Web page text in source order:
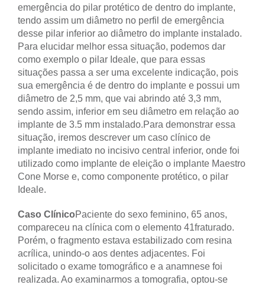
emergência do pilar protético de dentro do implante,
tendo assim um diâmetro no perfil de emergência
desse pilar inferior ao diâmetro do implante instalado.
Para elucidar melhor essa situação, podemos dar
como exemplo o pilar Ideale, que para essas
situações passa a ser uma excelente indicação, pois
sua emergência é de dentro do implante e possui um
diâmetro de 2,5 mm, que vai abrindo até 3,3 mm,
sendo assim, inferior em seu diâmetro em relação ao
implante de 3.5 mm instalado.Para demonstrar essa
situação, iremos descrever um caso clínico de
implante imediato no incisivo central inferior, onde foi
utilizado como implante de eleição o implante Maestro
Cone Morse e, como componente protético, o pilar
Ideale.
Caso ClínicoPaciente do sexo feminino, 65 anos,
compareceu na clínica com o elemento 41fraturado.
Porém, o fragmento estava estabilizado com resina
acrílica, unindo-o aos dentes adjacentes. Foi
solicitado o exame tomográfico e a anamnese foi
realizada. Ao examinarmos a tomografia, optou-se